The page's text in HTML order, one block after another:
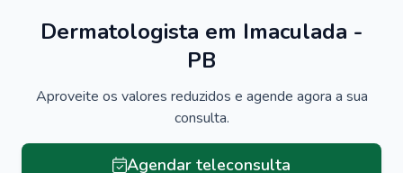
Dermatologista em Imaculada -
PB
Aproveite os valores reduzidos e agende agora a sua
consulta.
Agendar teleconsulta